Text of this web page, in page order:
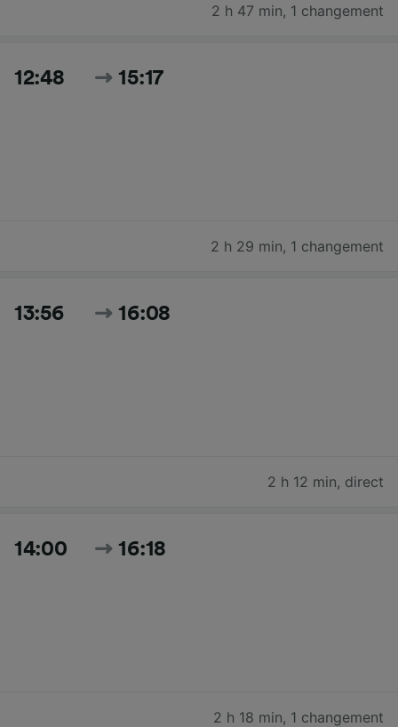
2 h 47 min, 1 changement
12:48 15:17
2 h 29 min, 1 changement
13:56 16:08
2 h 12 min, direct
14:00 16:18
2 h 18 min, 1 changement